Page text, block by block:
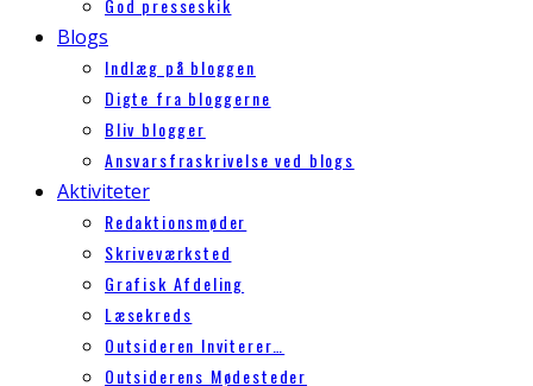
Blogs
Indlæg på bloggen
Digte fra bloggerne
Bliv blogger
Ansvarsfraskrivelse ved blogs
Aktiviteter
Redaktionsmøder
Skriveværksted
Grafisk Afdeling
Læsekreds
Outsideren Inviterer…
Outsiderens Mødesteder